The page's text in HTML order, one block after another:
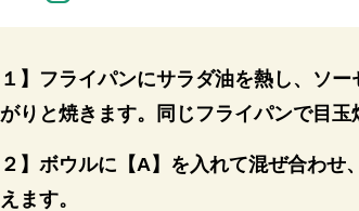
１】フライパンにサラダ油を熱し、ソ
りと焼きます。同じフライパンで目玉
２】ボウルに【A】を入れて混ぜ合わせ
ます。